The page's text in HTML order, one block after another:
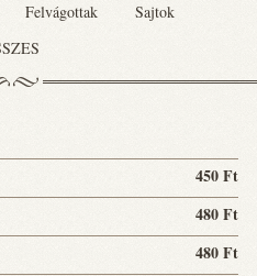
Felvágottak
Sajtok
450 Ft
480 Ft
480 Ft